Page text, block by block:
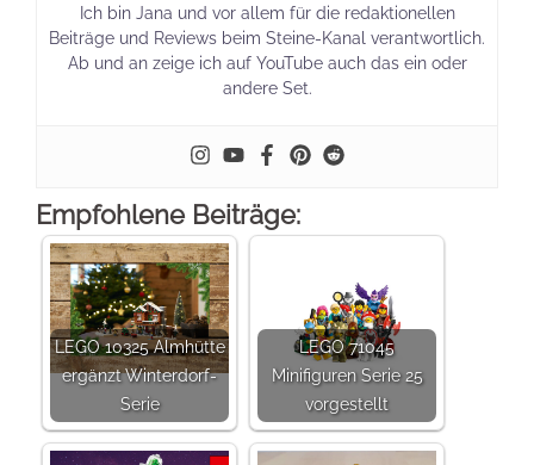
Ich bin Jana und vor allem für die redaktionellen
Beiträge und Reviews beim Steine-Kanal verantwortlich.
Ab und an zeige ich auf YouTube auch das ein oder
andere Set.
Empfohlene Beiträge:
LEGO 10325 Almhütte
ergänzt Winterdorf-
Serie
LEGO 71045
Minifiguren Serie 25
vorgestellt